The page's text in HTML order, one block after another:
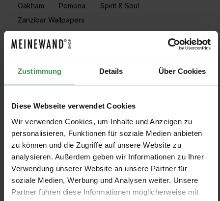
Zustimmung Details Über Cookies
Diese Webseite verwendet Cookies
Wir verwenden Cookies, um Inhalte und Anzeigen zu
personalisieren, Funktionen für soziale Medien anbieten
zu können und die Zugriffe auf unsere Website zu
analysieren. Außerdem geben wir Informationen zu Ihrer
Verwendung unserer Website an unsere Partner für
soziale Medien, Werbung und Analysen weiter. Unsere
Partner führen diese Informationen möglicherweise mit
Oakham
Pomona
Spirit & Soul
Zanzibar Wallpapers
PRODUKTE FILTERN
Muster anzeigen
Tapete Kelda
Scion
4 Farben
Tapete Taimi
Scion
2 Farben